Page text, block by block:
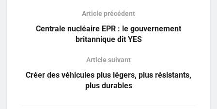
Article précédent
Centrale nucléaire EPR : le gouvernement
britannique dit YES
Article suivant
Créer des véhicules plus légers, plus résistants,
plus durables